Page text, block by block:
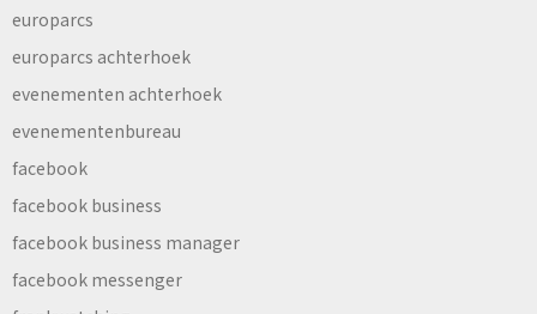
europarcs
europarcs achterhoek
evenementen achterhoek
evenementenbureau
facebook
facebook business
facebook business manager
facebook messenger